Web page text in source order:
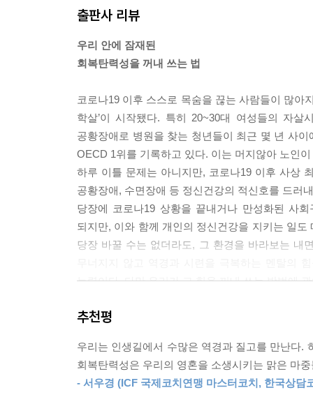
지만 유의미한 경험에 주목할수록 더 많은 유익
집단, 온라인 게시판 회원들 사이에서도 일어날
래된 친구만큼이나 정서적 지지를 얻을 수 있다.
--- p.51
회복탄력성 계발에 중요한 도구들을 사용하려면
이다. 그러면 내가 만들어낸 허구적인 서사
야기가 실제로는 허상임을 알게 된다. 마음챙김을
쁘지 않은 현재의 순간으로 돌아올 수 있다.
--- p.74
끈기는 현실을 외면하는 것이 아니다. 오히려 그
아들이기 전까지는 쳇바퀴에서 계속 맴돌기 때문
--- p.116~117
‘잠시 멈춤’은 효과적으로 자기 자신을 조절해 감
출판사 리뷰
우리 안에 잠재된
회복탄력성을 꺼내 쓰는 법
코로나19 이후 스스로 목숨을 끊는 사람들이 많아
학살’이 시작됐다. 특히 20~30대 여성들의 자
공황장애로 병원을 찾는 청년들이 최근 몇 년 사
OECD 1위를 기록하고 있다. 이는 머지않아 노인
하루 이틀 문제는 아니지만, 코로나19 이후 사상
공황장애, 수면장애 등 정신건강의 적신호를 드러
당장에 코로나19 상황을 끝내거나 만성화된 사
되지만, 이와 함께 개인의 정신건강을 지키는 일도
당장 바꿀 수는 없더라도, 그 환경을 바라보는 내
능력이다. 다만 우리가 그 힘을 꺼내 쓰는 방법에
쉽고, 간단하고, 효과적인
게일 가젤 박사는 전문적인 의학적 통찰력, 사
자타공인 회복탄력성 전문가다. 그는 극심한
추천평
우리는 인생길에서 수많은 역경과 질고를 만난다.
회복탄력성은 우리의 영혼을 소생시키는 맑은 마
- 서우경 (ICF 국제코치연맹 마스터코치, 한국상담